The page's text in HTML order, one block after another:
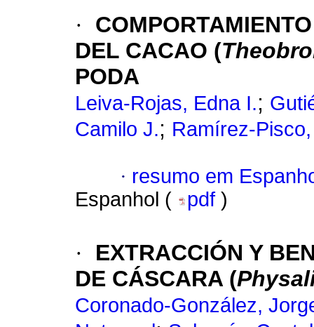
·
DEL CACAO (
PODA
Leiva-Rojas, Edna I.;
Camilo J.; Ramírez-
· resumo em
Espanhol (
pdf )
·
EXTRACCIÓN Y
DE CÁSCARA (
Coronado-González,